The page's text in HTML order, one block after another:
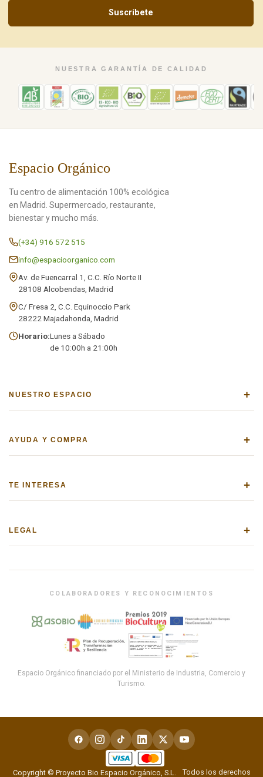
Suscríbete
NUESTRA GARANTÍA DE CALIDAD
Espacio Orgánico
Tu centro de alimentación 100% ecológica
en Madrid. Supermercado, restaurante,
bienestar y mucho más.
(+34) 916 572 515
info@espacioorganico.com
Av. de Fuencarral 1, C.C. Río Norte II
28108 Alcobendas, Madrid
C/ Fresa 2, C.C. Equinoccio Park
28222 Majadahonda, Madrid
Horario:Lunes a Sábado
de 10:00h a 21:00h
NUESTRO ESPACIO +
AYUDA Y COMPRA +
TE INTERESA +
LEGAL +
COLABORADORES Y RECONOCIMIENTOS
Espacio Orgánico financiado por el Ministerio de Industria, Comercio y
Turismo.
Copyright © Proyecto Bio Espacio Orgánico, S.L. Todos los derechos